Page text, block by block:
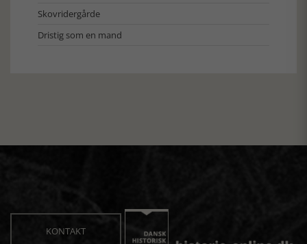
Skovridergårde
Dristig som en mand
KONTAKT